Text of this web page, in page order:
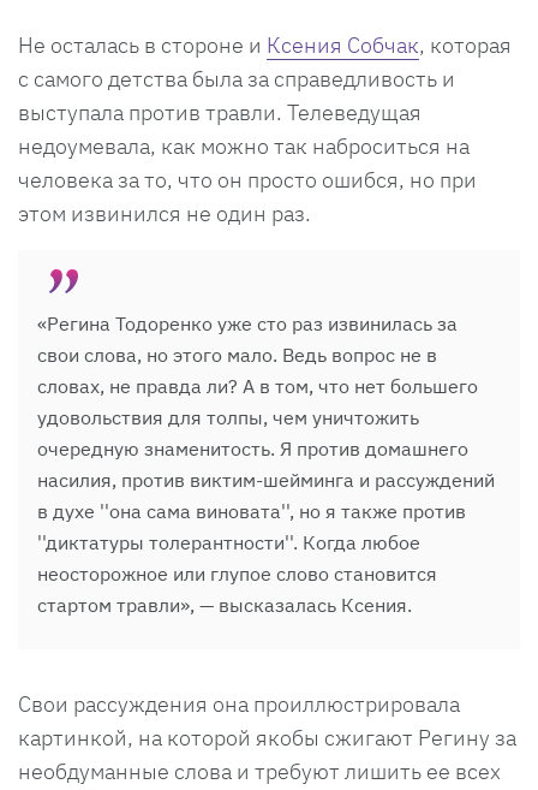
Не осталась в стороне и Ксения Собчак, которая
с самого детства была за справедливость и
выступала против травли. Телеведущая
недоумевала, как можно так наброситься на
человека за то, что он просто ошибся, но при
этом извинился не один раз.
«Регина Тодоренко уже сто раз извинилась за
свои слова, но этого мало. Ведь вопрос не в
словах, не правда ли? А в том, что нет большего
удовольствия для толпы, чем уничтожить
очередную знаменитость. Я против домашнего
насилия, против виктим-шейминга и рассуждений
в духе ''она сама виновата'', но я также против
''диктатуры толерантности''. Когда любое
неосторожное или глупое слово становится
стартом травли», — высказалась Ксения.
Свои рассуждения она проиллюстрировала
картинкой, на которой якобы сжигают Регину за
необдуманные слова и требуют лишить ее всех